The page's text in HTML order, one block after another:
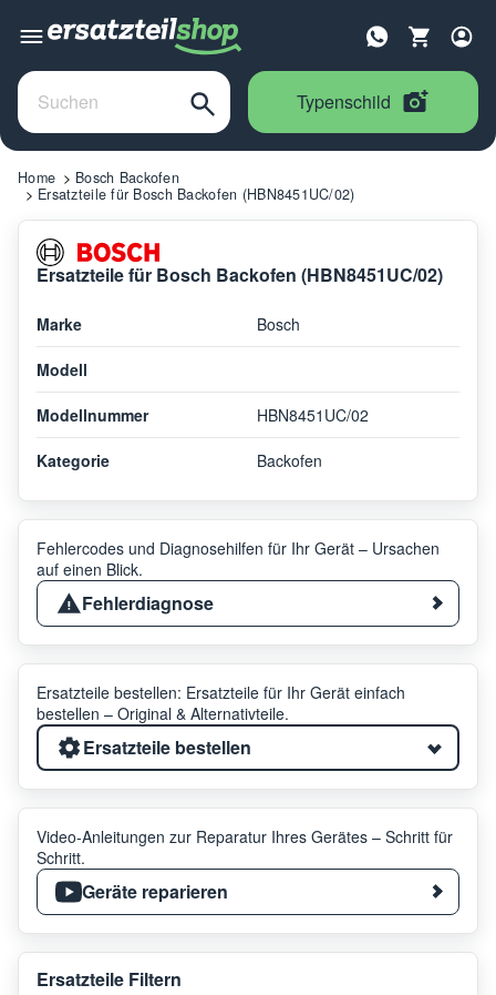
Typenschild
Home
Bosch Backofen
Ersatzteile für Bosch Backofen (HBN8451UC/02)
Ersatzteile für Bosch Backofen (HBN8451UC/02)
Marke Bosch
Modell
Modellnummer HBN8451UC/02
Kategorie Backofen
Fehlercodes und Diagnosehilfen für Ihr Gerät – Ursachen
auf einen Blick.
Fehlerdiagnose
Ersatzteile bestellen: Ersatzteile für Ihr Gerät einfach
bestellen – Original & Alternativteile.
Ersatzteile bestellen
Video-Anleitungen zur Reparatur Ihres Gerätes – Schritt für
Schritt.
Geräte reparieren
Ersatzteile Filtern